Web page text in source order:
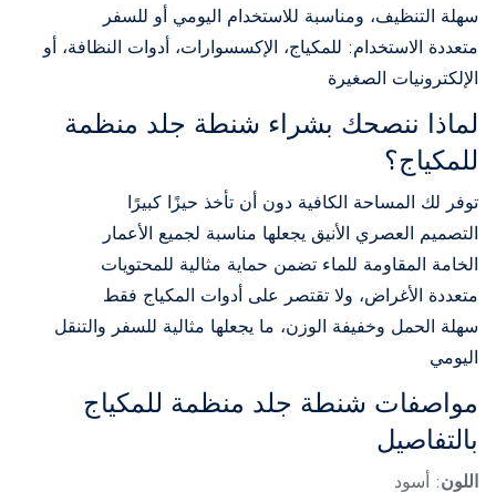
سهلة التنظيف، ومناسبة للاستخدام اليومي أو للسفر
متعددة الاستخدام: للمكياج، الإكسسوارات، أدوات النظافة، أو
الإلكترونيات الصغيرة
لماذا ننصحك بشراء شنطة جلد منظمة
للمكياج؟
توفر لك المساحة الكافية دون أن تأخذ حيزًا كبيرًا
التصميم العصري الأنيق يجعلها مناسبة لجميع الأعمار
الخامة المقاومة للماء تضمن حماية مثالية للمحتويات
متعددة الأغراض، ولا تقتصر على أدوات المكياج فقط
سهلة الحمل وخفيفة الوزن، ما يجعلها مثالية للسفر والتنقل
اليومي
مواصفات شنطة جلد منظمة للمكياج
بالتفاصيل
اللون: أسود